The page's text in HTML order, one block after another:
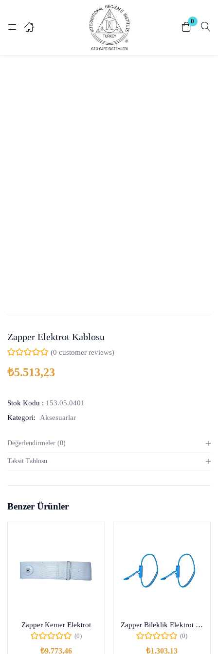
0
Giriş Yap
Zapper Elektrot Kablosu
(0 customer reviews)
₺5.513,23
Stok Kodu : 153.05.0401
Kategori:
Aksesuarlar
Değerlendirmeler (0)
Taksit Tablosu
Benzer Ürünler
Zapper Kemer Elektrot
(0)
₺9.773,46
Zapper Bileklik Elektrot (Kumaş)
(0)
₺1.303,13